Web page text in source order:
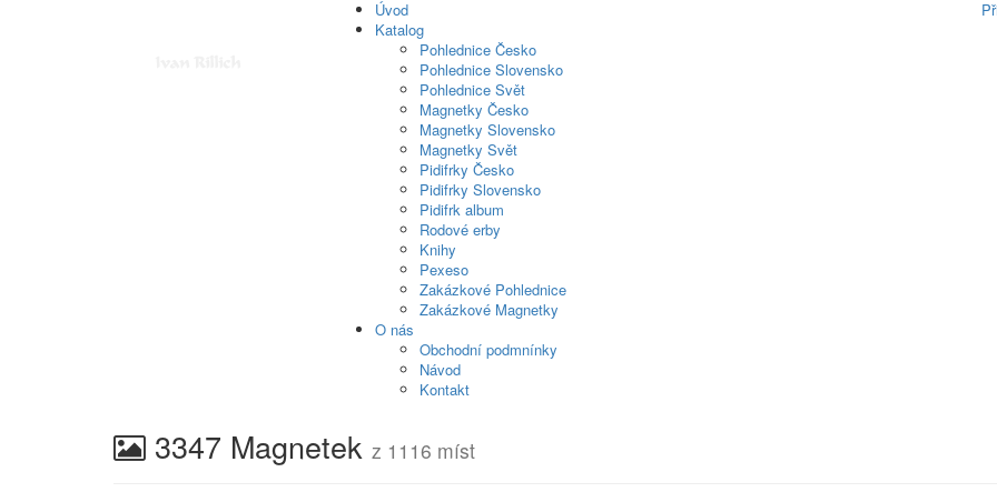
Úvod
Katalog
Pohlednice Česko
Pohlednice Slovensko
Pohlednice Svět
Magnetky Česko
Magnetky Slovensko
Magnetky Svět
Pidifrky Česko
Pidifrky Slovensko
Pidifrk album
Rodové erby
Knihy
Pexeso
Zakázkové Pohlednice
Zakázkové Magnetky
O nás
Obchodní podmnínky
Návod
Kontakt
3347 Magnetek z 1116 míst